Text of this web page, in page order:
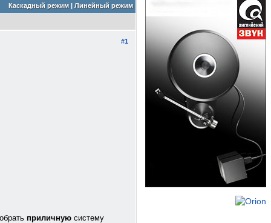
Каскадный режим| Линейный режим
#1
приличную систему